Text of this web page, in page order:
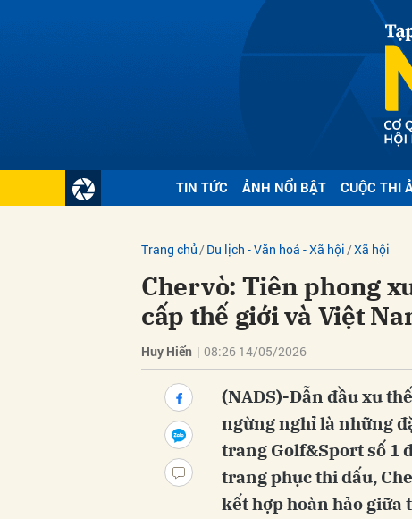
TIN TỨC ẢNH NỔI BẬT CUỘC THI
Trang chủ Du lịch - Văn hoá - Xã hội Xã hội
Chervò: Tiên phong
cấp thế giới và Việt
Huy Hiển | 08:26 14/05/2026
(NADS)-Dẫn đầu xu
ngừng nghỉ là những
trang Golf&Sport số 1
trang phục thi đấu,
kết hợp hoàn hảo
Gửi